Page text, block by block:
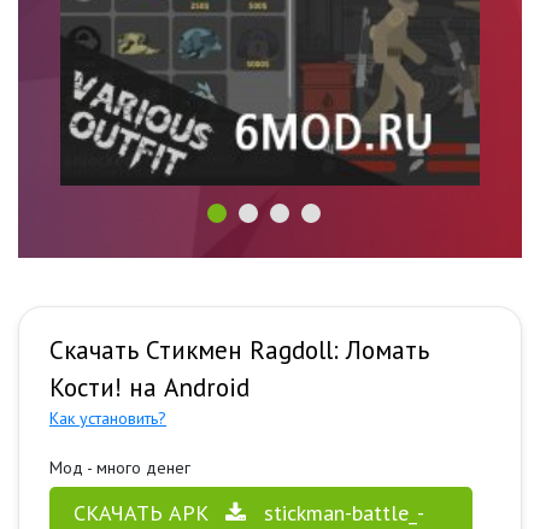
Скачать Стикмен Ragdoll: Ломать
Кости! на Android
Как установить?
Мод - много денег
СКАЧАТЬ APK
stickman-battle_-